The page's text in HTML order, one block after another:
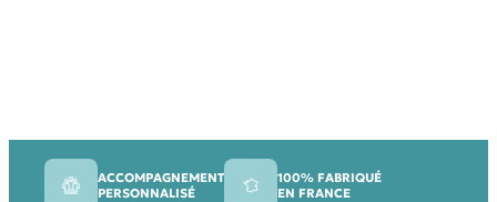
ACCOMPAGNEMENT
PERSONNALISÉ
100% FABRIQUÉ
EN FRANCE